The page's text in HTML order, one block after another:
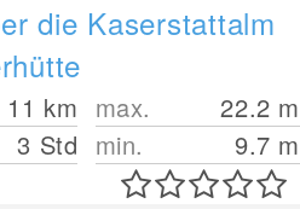
die Kaserstattalm
11 km
3 Std
max. 22.2 m
min.
9.7 m